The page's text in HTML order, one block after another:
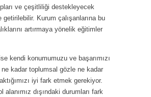
ve çeşitliliği destekleyecek
getirilebilir. Kurum çalışanlarına bu
artırmaya yönelik eğitimler
kendi konumumuzu ve başarımızı
kadar toplumsal gözle ne kadar
iyi fark etmek gerekiyor.
alanımız dışındaki durumları fark